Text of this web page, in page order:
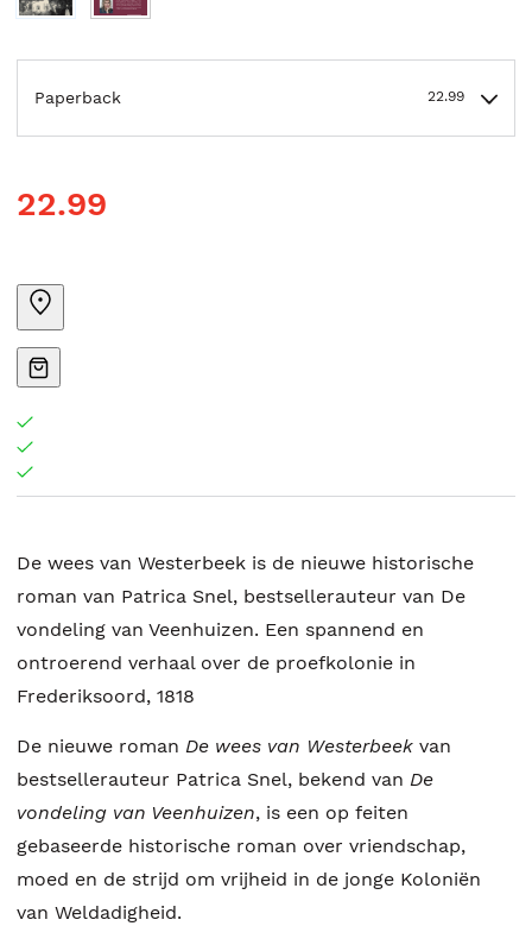
Paperback 22.99
22.99
De wees van Westerbeek is de nieuwe historische
roman van Patrica Snel, bestsellerauteur van De
vondeling van Veenhuizen. Een spannend en
ontroerend verhaal over de proefkolonie in
Frederiksoord, 1818
De nieuwe roman De wees van Westerbeek van
bestsellerauteur Patrica Snel, bekend van De
vondeling van Veenhuizen, is een op feiten
gebaseerde historische roman over vriendschap,
moed en de strijd om vrijheid in de jonge Koloniën
van Weldadigheid.